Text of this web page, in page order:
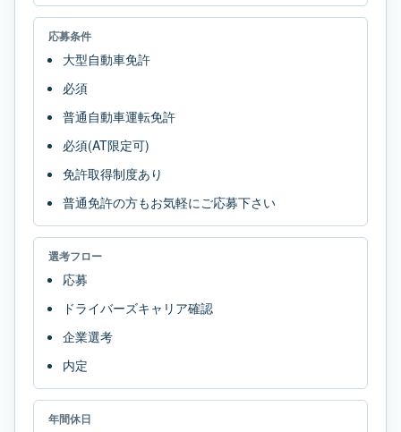
応募条件
大型自動車免許
必須
普通自動車運転免許
必須(AT限定可)
免許取得制度あり
普通免許の方もお気軽にご応募下さい
選考フロー
応募
ドライバーズキャリア確認
企業選考
内定
年間休日